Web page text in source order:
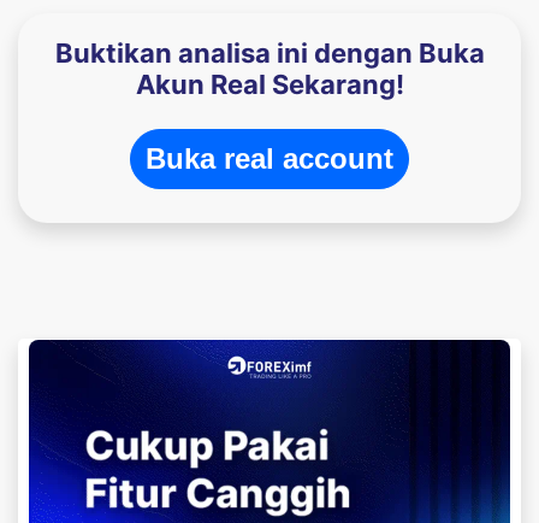
Buktikan analisa ini dengan Buka
Akun Real Sekarang!
Buka real account